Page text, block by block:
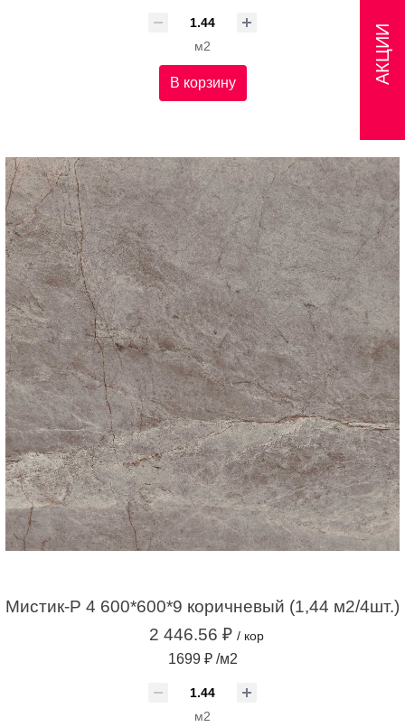
м2
В корзину
Мистик-Р 4 600*600*9 коричневый (1,44 м2/4шт.)
2 446.56 ₽ / кор
1699 ₽ /м2
м2
АКЦИИ